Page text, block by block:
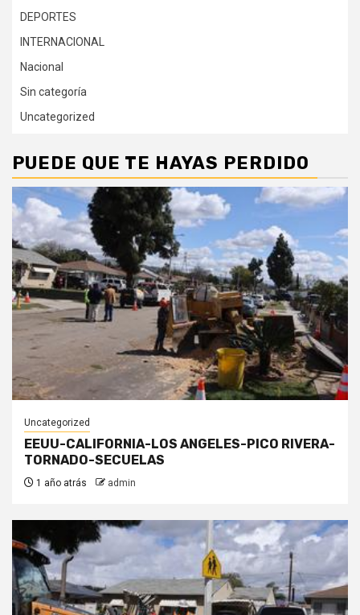
DEPORTES
INTERNACIONAL
Nacional
Sin categoría
Uncategorized
PUEDE QUE TE HAYAS PERDIDO
Uncategorized
EEUU-CALIFORNIA-LOS ANGELES-PICO RIVERA-
TORNADO-SECUELAS
1 año atrás admin